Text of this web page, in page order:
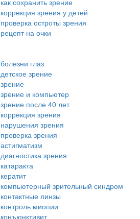
как сохранить зрение
коррекция зрения у детей
проверка остроты зрения
рецепт на очки
болезни глаз
детское зрение
зрение
зрение и компьютер
зрение после 40 лет
коррекция зрения
нарушения зрения
проверка зрения
астигматизм
диагностика зрения
катаракта
кератит
компьютерный зрительный синдром
контактные линзы
контроль миопии
конъюнктивит